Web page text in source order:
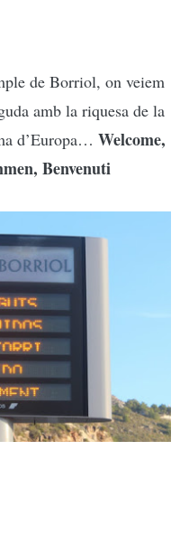
de Borriol, on veiem
amb la riquesa de la
d’Europa… Welcome,
Benvenuti